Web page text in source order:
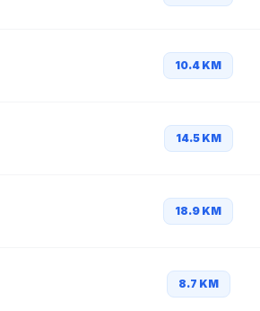
10.4 KM
14.5 KM
18.9 KM
8.7 KM